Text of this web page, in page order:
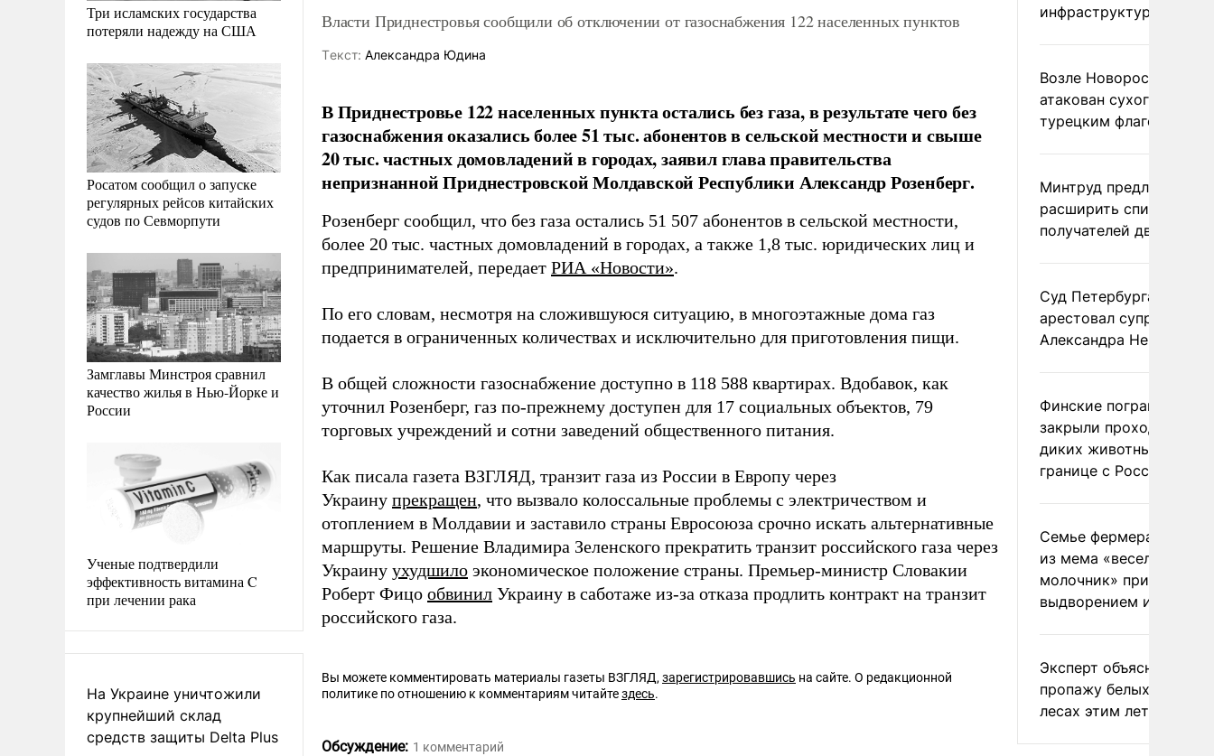
Три исламских государства
потеряли надежду на США
Росатом сообщил о запуске
регулярных рейсов китайских
судов по Севморпути
Замглавы Минстроя сравнил
качество жилья в Нью-Йорке и
России
Ученые подтвердили
эффективность витамина C
при лечении рака
На Украине уничтожили
крупнейший склад
средств защиты Delta Plus
Власти Приднестровья сообщили об отключении от газоснабжения 122 населенных пунктов
Tекст: Александра Юдина
В Приднестровье 122 населенных пункта остались без газа, в результате чего без
газоснабжения оказались более 51 тыс. абонентов в сельской местности и свыше
20 тыс. частных домовладений в городах, заявил глава правительства
непризнанной Приднестровской Молдавской Республики Александр Розенберг.
Розенберг сообщил, что без газа остались 51 507 абонентов в сельской местности,
более 20 тыс. частных домовладений в городах, а также 1,8 тыс. юридических лиц и
предпринимателей, передает РИА «Новости».
По его словам, несмотря на сложившуюся ситуацию, в многоэтажные дома газ
подается в ограниченных количествах и исключительно для приготовления пищи.
В общей сложности газоснабжение доступно в 118 588 квартирах. Вдобавок, как
уточнил Розенберг, газ по-прежнему доступен для 17 социальных объектов, 79
торговых учреждений и сотни заведений общественного питания.
Как писала газета ВЗГЛЯД, транзит газа из России в Европу через
Украину прекращен, что вызвало колоссальные проблемы с электричеством и
отоплением в Молдавии и заставило страны Евросоюза срочно искать альтернативные
маршруты. Решение Владимира Зеленского прекратить транзит российского газа через
Украину ухудшило экономическое положение страны. Премьер-министр Словакии
Роберт Фицо обвинил Украину в саботаже из-за отказа продлить контракт на транзит
российского газа.
Вы можете комментировать материалы газеты ВЗГЛЯД, зарегистрировавшись на сайте. О редакционной
политике по отношению к комментариям читайтездесь.
Обсуждение: 1 комментарий
инфраструктуры
Возле Новороссийска
атакован сухогруз под
турецким флагом
Минтруд предложил
расширить список
получателей двух
Суд Петербурга заочно
арестовал супругу
Александра Невзорова
Финские пограничники
закрыли проходы для
диких животных на
границе с Россией
Семье фермера
из мема «веселый
молочник» пригрозили
выдворением из
Эксперт объяснил
пропажу белых грибов
лесах этим летом